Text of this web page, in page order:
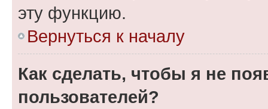
эту функцию.
Вернуться к началу
Как сделать, чтобы я не
пользователей?